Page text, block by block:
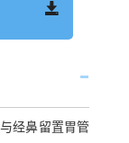
经鼻留置胃管